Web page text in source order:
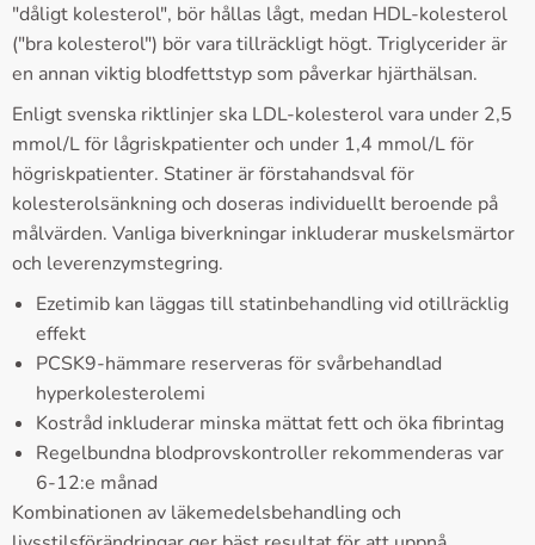
"dåligt kolesterol", bör hållas lågt, medan HDL-kolesterol
("bra kolesterol") bör vara tillräckligt högt. Triglycerider är
en annan viktig blodfettstyp som påverkar hjärthälsan.
Enligt svenska riktlinjer ska LDL-kolesterol vara under 2,5
mmol/L för lågriskpatienter och under 1,4 mmol/L för
högriskpatienter. Statiner är förstahandsval för
kolesterolsänkning och doseras individuellt beroende på
målvärden. Vanliga biverkningar inkluderar muskelsmärtor
och leverenzymstegring.
Ezetimib kan läggas till statinbehandling vid otillräcklig
effekt
PCSK9-hämmare reserveras för svårbehandlad
hyperkolesterolemi
Kostråd inkluderar minska mättat fett och öka fibrintag
Regelbundna blodprovskontroller rekommenderas var
6-12:e månad
Kombinationen av läkemedelsbehandling och